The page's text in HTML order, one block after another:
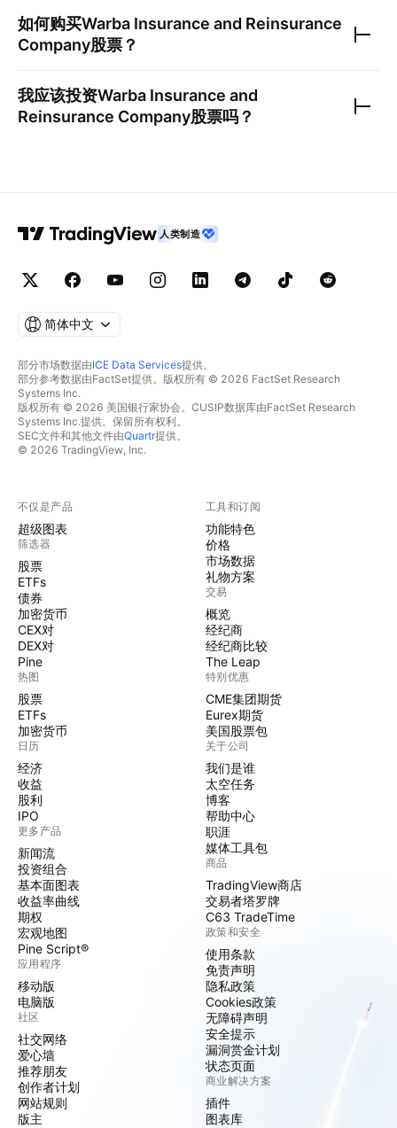
如何购买Warba Insurance and Reinsurance
Company股票？
我应该投资Warba Insurance and
Reinsurance Company股票吗？
人类制造
简体中文
部分市场数据由ICE Data Services提供。
部分参考数据由FactSet提供。版权所有 © 2026 FactSet Research
Systems Inc.
版权所有 © 2026 美国银行家协会。CUSIP数据库由FactSet Research
Systems Inc.提供。保留所有权利。
SEC文件和其他文件由Quartr提供。
© 2026 TradingView, Inc.
不仅是产品
超级图表
筛选器
股票
ETFs
债券
加密货币
CEX对
DEX对
Pine
热图
股票
ETFs
加密货币
日历
经济
收益
股利
IPO
更多产品
新闻流
投资组合
基本面图表
收益率曲线
期权
宏观地图
Pine Script®
应用程序
移动版
电脑版
社区
社交网络
爱心墙
推荐朋友
创作者计划
网站规则
版主
工具和订阅
功能特色
价格
市场数据
礼物方案
交易
概览
经纪商
经纪商比较
The Leap
特别优惠
CME集团期货
Eurex期货
美国股票包
关于公司
我们是谁
太空任务
博客
帮助中心
职涯
媒体工具包
商品
TradingView商店
交易者塔罗牌
C63 TradeTime
政策和安全
使用条款
免责声明
隐私政策
Cookies政策
无障碍声明
安全提示
漏洞赏金计划
状态页面
商业解决方案
插件
图表库